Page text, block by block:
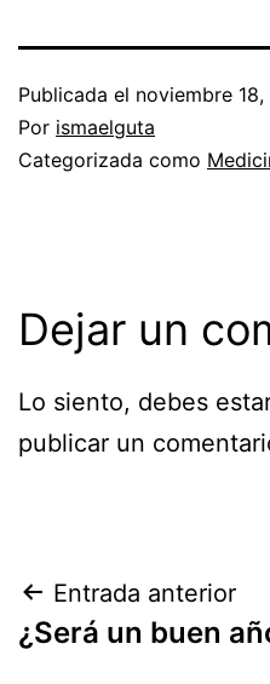
Publicada el noviembre 18,
Por ismaelguta
Categorizada como
Dejar un
Lo siento, debes
publicar un
Navegación
de
Entrada anterior
¿Será un buen